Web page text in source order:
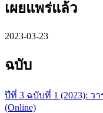
เผยแพร่แล้ว
2023-03-23
ฉบับ
ปีที่ 3 ฉบับที่ 1 (2023):
(Online)